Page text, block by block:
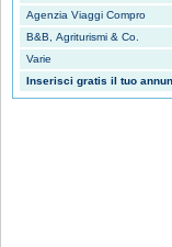
Agenzia Viaggi Compro
B&B, Agriturismi & Co.
Varie
Inserisci gratis il tuo